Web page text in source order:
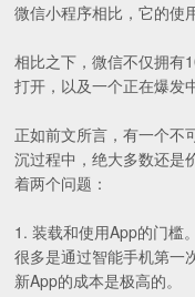
微信小程序相比，它的使
相比之下，微信不仅拥有
打开，以及一个正在爆发
正如前文所言，有一个不
沉过程中，绝大多数还是
着两个问题：
1. 装载和使用App的门槛
很多是通过智能手机第一
新App的成本是极高的。